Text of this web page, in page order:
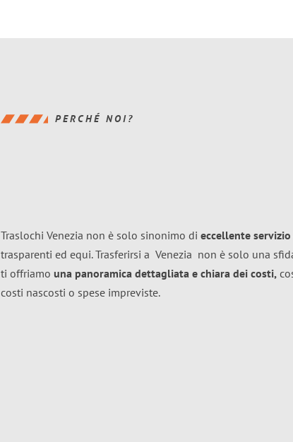
PERCHÉ NOI?
Traslochi Venezia non è solo sinonimo di eccellente
trasparenti ed equi. Trasferirsi a Venezia non è solo una
ti offriamo una panoramica dettagliata e chiara dei costi,
costi nascosti o spese impreviste.